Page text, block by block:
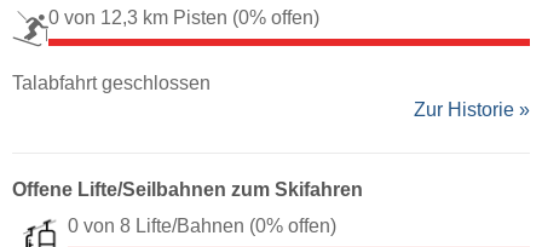
0 von 12,3 km Pisten (0% offen)
Talabfahrt geschlossen
Zur Historie »
Offene Lifte/Seilbahnen zum Skifahren
0 von 8 Lifte/Bahnen (0% offen)